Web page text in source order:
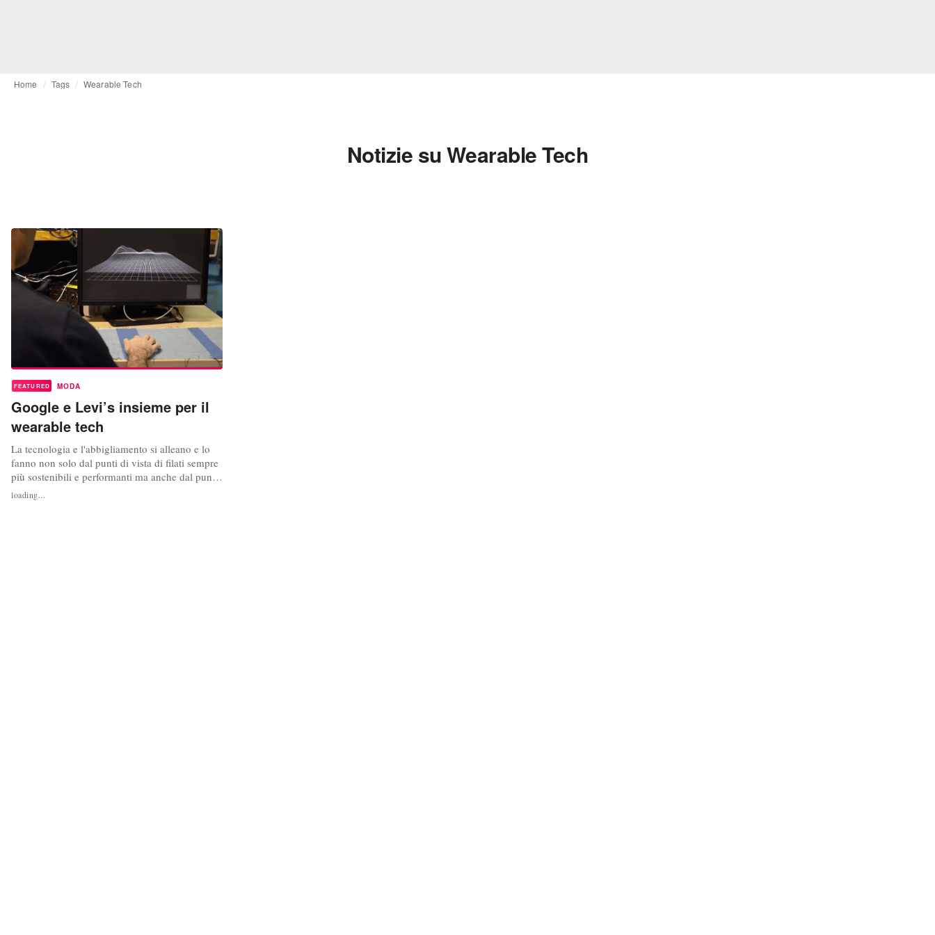
Home Tags Wearable Tech
Notizie su Wearable Tech
FEATURED MODA
Google e Levi’s insieme per il
wearable tech
La tecnologia e l'abbigliamento si alleano e lo
fanno non solo dal punti di vista di filati sempre
più sostenibili e performanti ma anche dal punto
di vista della comunicazione e l'integrazione con
dispositivi smartphone". Il colosso del denim e
loading...